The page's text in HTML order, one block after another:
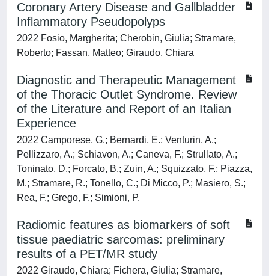
Coronary Artery Disease and Gallbladder
Inflammatory Pseudopolyps
2022 Fosio, Margherita; Cherobin, Giulia; Stramare,
Roberto; Fassan, Matteo; Giraudo, Chiara
Diagnostic and Therapeutic Management
of the Thoracic Outlet Syndrome. Review
of the Literature and Report of an Italian
Experience
2022 Camporese, G.; Bernardi, E.; Venturin, A.;
Pellizzaro, A.; Schiavon, A.; Caneva, F.; Strullato, A.;
Toninato, D.; Forcato, B.; Zuin, A.; Squizzato, F.; Piazza,
M.; Stramare, R.; Tonello, C.; Di Micco, P.; Masiero, S.;
Rea, F.; Grego, F.; Simioni, P.
Radiomic features as biomarkers of soft
tissue paediatric sarcomas: preliminary
results of a PET/MR study
2022 Giraudo, Chiara; Fichera, Giulia; Stramare,